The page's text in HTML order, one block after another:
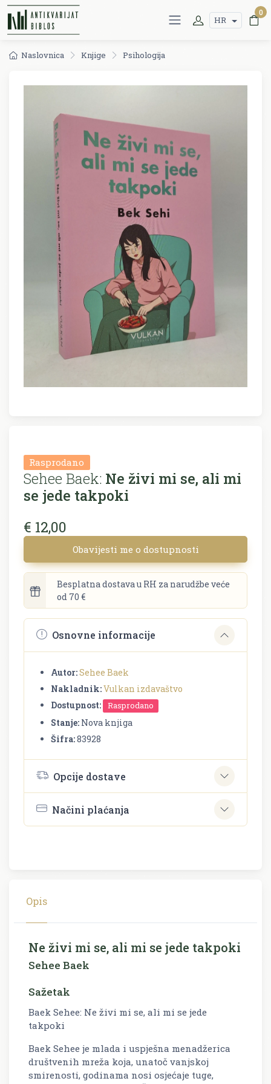
HR
0
Naslovnica Knjige Psihologija
Rasprodano
Sehee Baek: Ne živi mi se, ali mi
se jede takpoki
€ 12,00
Obavijesti me o dostupnosti
Besplatna dostava u RH za narudžbe veće
od 70 €
Osnovne informacije
Autor:Sehee Baek
Nakladnik:Vulkan izdavaštvo
Dostupnost:
Rasprodano
Stanje: Nova knjiga
Šifra:83928
Opcije dostave
Načini plaćanja
Opis
Ne živi mi se, ali mi se jede takpoki
Sehee Baek
Sažetak
Baek Sehee: Ne živi mi se, ali mi se jede
takpoki
Baek Sehee je mlada i uspješna menadžerica
društvenih mreža koja, unatoč vanjskoj
smirenosti, godinama nosi osjećaje tuge,